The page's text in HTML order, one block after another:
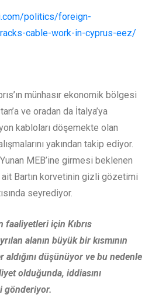
politics/foreign-
cable-work-in-cyprus-eez/
münhasır ekonomik bölgesi
ve oradan da İtalya’ya
kabloları döşemekte olan
yakından takip ediyor.
MEB’ine girmesi beklenen
ait Bartın korvetinin gizli gözetimi
seyrediyor.
faaliyetleri için Kıbrıs
alanın büyük bir kısmının
aldığını düşünüyor ve bu nedenle
olduğunda, iddiasını
gönderiyor.